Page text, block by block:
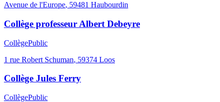
Avenue de l'Europe, 59481 Haubourdin
Collège professeur Albert Debeyre
CollègePublic
1 rue Robert Schuman, 59374 Loos
Collège Jules Ferry
CollègePublic